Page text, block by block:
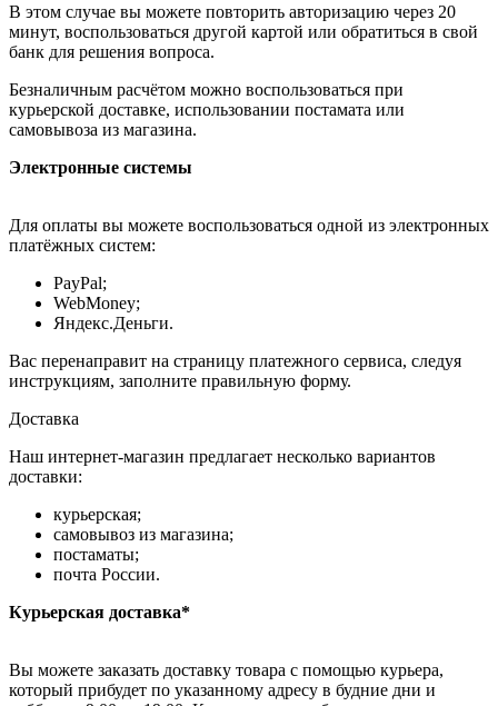
В этом случае вы можете повторить авторизацию через 20
минут, воспользоваться другой картой или обратиться в свой
банк для решения вопроса.
Безналичным расчётом можно воспользоваться при
курьерской доставке, использовании постамата или
самовывоза из магазина.
Электронные системы
Для оплаты вы можете воспользоваться одной из электронных
платёжных систем:
PayPal;
WebMoney;
Яндекс.Деньги.
Вас перенаправит на страницу платежного сервиса, следуя
инструкциям, заполните правильную форму.
Доставка
Наш интернет-магазин предлагает несколько вариантов
доставки:
курьерская;
самовывоз из магазина;
постаматы;
почта России.
Курьерская доставка*
Вы можете заказать доставку товара с помощью курьера,
который прибудет по указанному адресу в будние дни и